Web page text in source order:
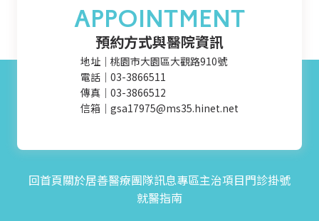
APPOINTMENT
預約方式與醫院資訊
地址｜桃園市大園區大觀路910號
電話｜03-3866511
傳真｜03-3866512
信箱｜gsa17975@ms35.hinet.net
回首頁關於居善醫療團隊訊息專區主治項目門診掛號
就醫指南